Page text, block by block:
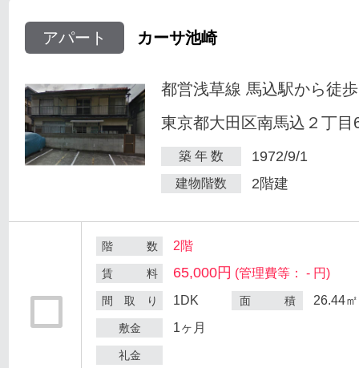
アパート カーサ池崎
都営浅草線 馬込駅から徒
東京都大田区南馬込２丁目
築 年 数 1972/9/1
建物階数 2階建
階 数 2階
賃 料 65,000円 (管理費等： - 円)
間 取 り 1DK 面 積 26.44㎡
敷金 1ヶ月
礼金